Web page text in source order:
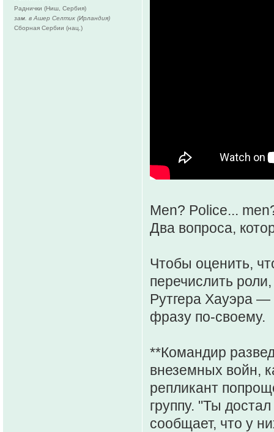
Men? Police...
Два вопроса,
Чтобы оценить,
перечислить
Рутгера Хауэра —
фразу по-своему.
**Командир
внеземных войн,
репликант
группу. "Ты
сообщает, что у
Раднички (Ниш, Сербия)
зам. в Ашер Селтик (Ирландия)
Сборная Сербии (нац.)